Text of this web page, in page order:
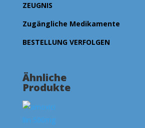
ZEUGNIS
Zugängliche Medikamente
BESTELLUNG VERFOLGEN
Ähnliche
Produkte